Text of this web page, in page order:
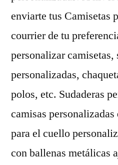
enviarte tus Camisetas
courrier de tu
personalizar camisetas,
personalizadas,
polos, etc. Sudaderas
camisas
para el cuello
con ballenas metálicas